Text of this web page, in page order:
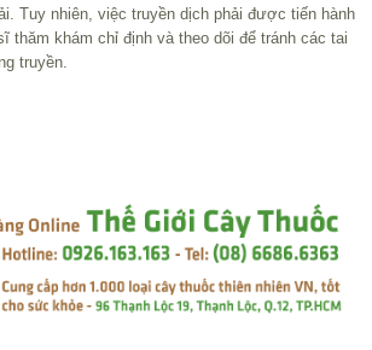
Tuy nhiên, việc truyền dịch phải được tiến hành
thăm khám chỉ định và theo dõi để tránh các tai
truyền.